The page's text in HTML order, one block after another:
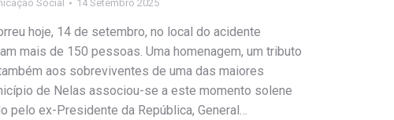
Social 14 Setembro 2025
hoje, 14 de setembro, no local do acidente
mais de 150 pessoas. Uma homenagem, um tributo
aos sobreviventes de uma das maiores
de Nelas associou-se a este momento solene
pelo ex-Presidente da República, General…